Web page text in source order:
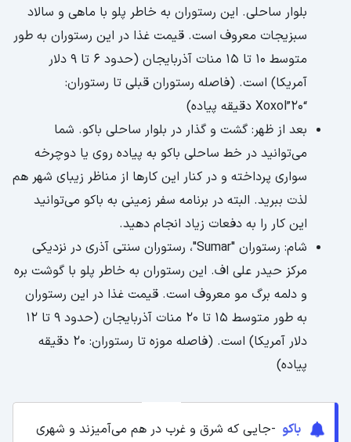
بلوار ساحلی. این رستوران به خاطر پلو با ماهی و سالاد
سبزیجات معروف است. قیمت غذا در این رستوران به طور
متوسط 10 تا 15 منات آذربایجان (حدود 6 تا 9 دلار
آمریکا) است. (فاصله رستوران قبلی تا رستوران:
“Xoxol”20 دقیقه پیاده)
بعد از ظهر: گشت و گذار در بلوار ساحلی باکو. شما
می‌توانید در خط ساحلی باکو به پیاده روی یا دوچرخه
سواری پرداخته و در کنار این کارها از مناظر زیبای شهر هم
لذت ببرید. البته در برنامه سفر زمینی به باکو می‌توانید
این کار را به دفعات زیاد انجام دهید.
شام: رستوران "Sumar"، رستوران سنتی آذری در نزدیکی
مرکز حیدر علی اف. این رستوران به خاطر پلو با گوشت بره
و دلمه برگ مو معروف است. قیمت غذا در این رستوران
به طور متوسط 15 تا 20 منات آذربایجان (حدود 9 تا 12
دلار آمریکا) است. (فاصله موزه تا رستوران: 20 دقیقه
پیاده)
باکو -جایی که شرق و غرب در هم می‌آمیزند و شهری